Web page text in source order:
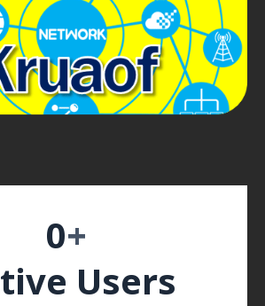
0+
Users